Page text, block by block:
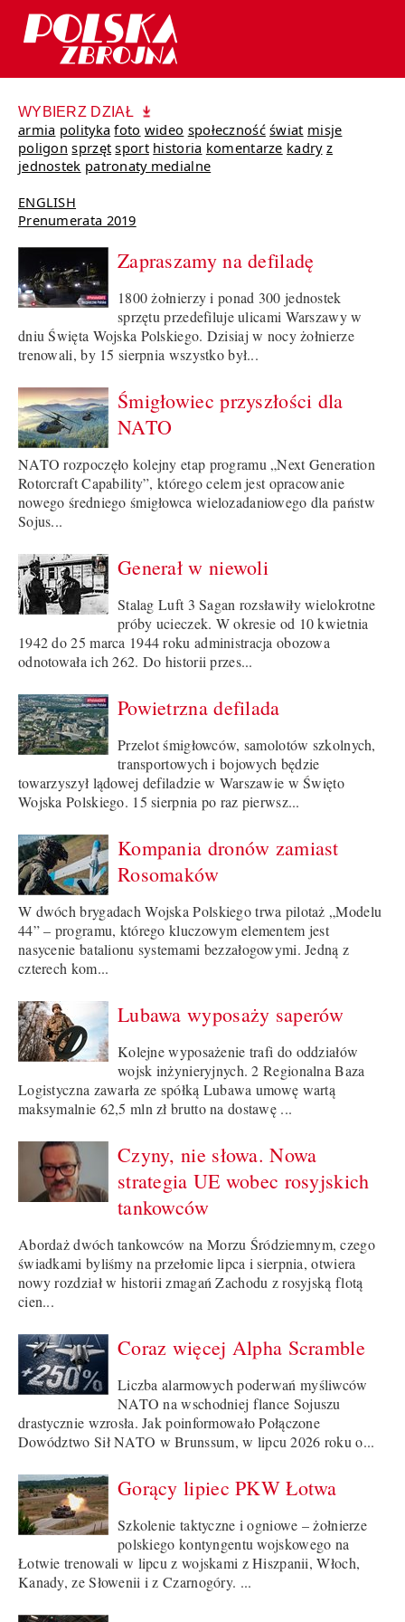
WYBIERZ DZIAŁ
armia polityka foto wideo społeczność świat misje
poligon sprzęt sport historia komentarze kadry z
jednostek patronaty medialne
ENGLISH
Prenumerata 2019
Zapraszamy na defiladę
1800 żołnierzy i ponad 300 jednostek
sprzętu przedefiluje ulicami Warszawy w
dniu Święta Wojska Polskiego. Dzisiaj w nocy żołnierze
trenowali, by 15 sierpnia wszystko był...
Śmigłowiec przyszłości dla
NATO
NATO rozpoczęło kolejny etap programu „Next Generation
Rotorcraft Capability”, którego celem jest opracowanie
nowego średniego śmigłowca wielozadaniowego dla państw
Sojus...
Generał w niewoli
Stalag Luft 3 Sagan rozsławiły wielokrotne
próby ucieczek. W okresie od 10 kwietnia
1942 do 25 marca 1944 roku administracja obozowa
odnotowała ich 262. Do historii przes...
Powietrzna defilada
Przelot śmigłowców, samolotów szkolnych,
transportowych i bojowych będzie
towarzyszył lądowej defiladzie w Warszawie w Święto
Wojska Polskiego. 15 sierpnia po raz pierwsz...
Kompania dronów zamiast
Rosomaków
W dwóch brygadach Wojska Polskiego trwa pilotaż „Modelu
44” – programu, którego kluczowym elementem jest
nasycenie batalionu systemami bezzałogowymi. Jedną z
czterech kom...
Lubawa wyposaży saperów
Kolejne wyposażenie trafi do oddziałów
wojsk inżynieryjnych. 2 Regionalna Baza
Logistyczna zawarła ze spółką Lubawa umowę wartą
maksymalnie 62,5 mln zł brutto na dostawę ...
Czyny, nie słowa. Nowa
strategia UE wobec rosyjskich
tankowców
Abordaż dwóch tankowców na Morzu Śródziemnym, czego
świadkami byliśmy na przełomie lipca i sierpnia, otwiera
nowy rozdział w historii zmagań Zachodu z rosyjską flotą
cien...
Coraz więcej Alpha Scramble
Liczba alarmowych poderwań myśliwców
NATO na wschodniej flance Sojuszu
drastycznie wzrosła. Jak poinformowało Połączone
Dowództwo Sił NATO w Brunssum, w lipcu 2026 roku o...
Gorący lipiec PKW Łotwa
Szkolenie taktyczne i ogniowe – żołnierze
polskiego kontyngentu wojskowego na
Łotwie trenowali w lipcu z wojskami z Hiszpanii, Włoch,
Kanady, ze Słowenii i z Czarnogóry. ...